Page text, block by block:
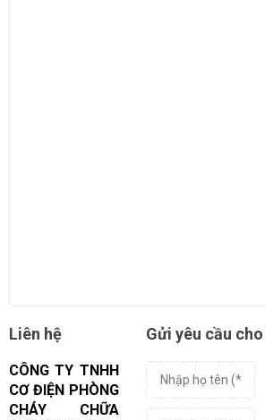
Liên hệ
CÔNG TY TNHH
CƠ ĐIỆN PHÒNG
CHÁY CHỮA
Gửi yêu cầu